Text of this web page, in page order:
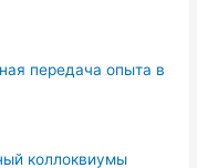
передача опыта в
коллоквиумы